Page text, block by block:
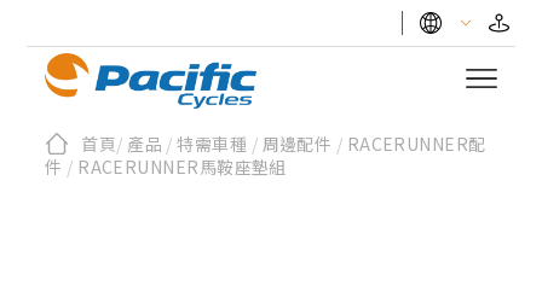
首頁/ 產品 / 特需車種 / 周邊配件 / RACERUNNER配
件 / RACERUNNER馬鞍座墊組